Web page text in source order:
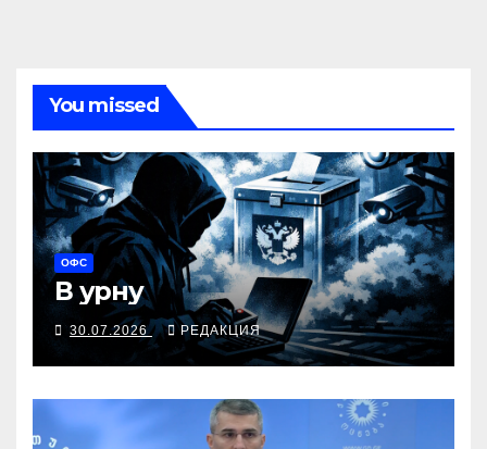
You missed
ОФС
В урну
30.07.2026 РЕДАКЦИЯ